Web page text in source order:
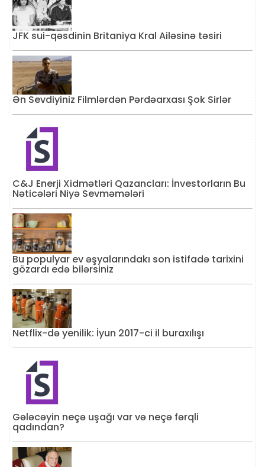
JFK sui-qəsdinin Britaniya Kral Ailəsinə təsiri
Ən Sevdiyiniz Filmlərdən Pərdəarxası Şok Sirlər
C&J Enerji Xidmətləri Qazancları: İnvestorların Bu
Nəticələri Niyə Sevməmələri
Bu populyar ev əşyalarındakı son istifadə tarixini
gözardı edə bilərsiniz
Netflix-də yenilik: İyun 2017-ci il buraxılışı
Gələcəyin neçə uşağı var və neçə fərqli
qadından?